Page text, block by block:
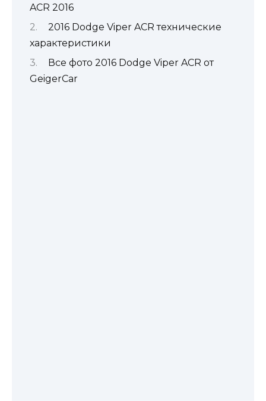
ACR 2016
2016 Dodge Viper ACR технические
характеристики
Все фото 2016 Dodge Viper ACR от
GeigerCar